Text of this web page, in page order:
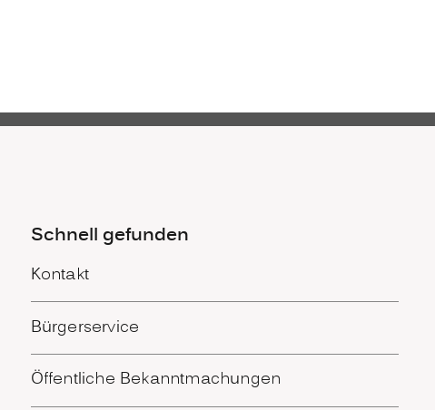
Schnell gefunden
Kontakt
Bürgerservice
Öffentliche Bekanntmachungen